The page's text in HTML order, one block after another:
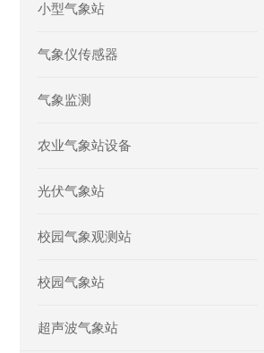
小型气象站
气象仪传感器
气象监测
农业气象站设备
光伏气象站
校园气象观测站
校园气象站
超声波气象站